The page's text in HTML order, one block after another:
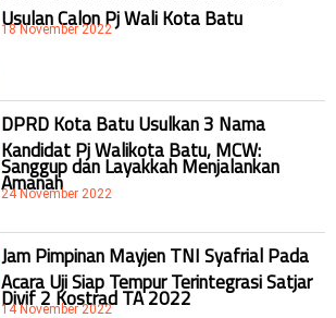
Usulan Calon Pj Wali Kota Batu
18 November 2022
DPRD Kota Batu Usulkan 3 Nama
Kandidat Pj Walikota Batu, MCW:
Sanggup dan Layakkah Menjalankan
Amanah
24 November 2022
Jam Pimpinan Mayjen TNI Syafrial Pada
Acara Uji Siap Tempur Terintegrasi Satjar
Divif 2 Kostrad TA 2022
14 November 2022